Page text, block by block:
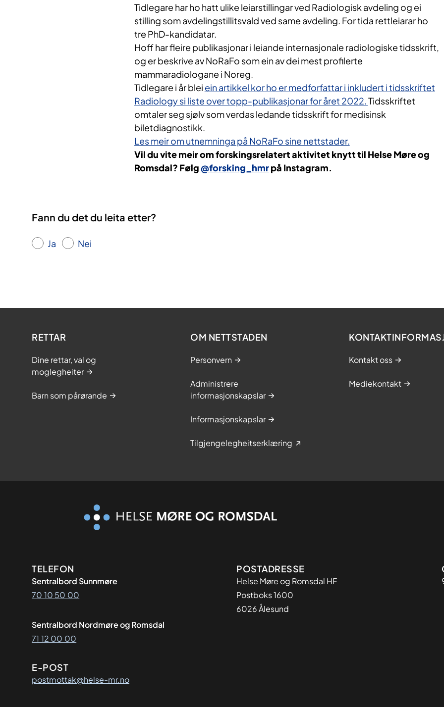
Tidlegare har ho hatt ulike leiarstillingar ved Radiologisk avdeling og ei
stilling som avdelingstillitsvald ved same avdeling. For tida rettleiarar ho
tre PhD-kandidatar.
Hoff har fleire publikasjonar i leiande internasjonale radiologiske tidsskrift,
og er beskrive av NoRaFo som ein av dei mest profilerte
mammaradiologane i Noreg.
Tidlegare i år ​blei ein artikkel kor ho er medforfattar i inkludert i tidsskriftet
Radiology si liste over topp-publikasjonar for året 2022.Tidsskriftet
omtaler seg sjølv som verdas ledande tidsskrift for medisinsk
biletdiagnostikk.​
Les meir om utnemninga på NoRaFo sine nettstader.​​
​Vil du vite meir om forskingsrelatert aktivitet knytt til Helse Møre og
Romsdal? Følg@forsking_hmrpå Instagram.​​
Fann du det du leita etter?
Ja Nei
RETTAR
Dine rettar, val og
moglegheiter
Barn som pårørande
OM NETTSTADEN
Personvern
Administrere
informasjonskapslar
Informasjonskapslar
Tilgjengelegheitserklæring
Kontakt oss
Mediekontakt
Kontaktinformasjon
TELEFON
Sentralbord Sunnmøre
70 10 50 00
Sentralbord Nordmøre og Romsdal
71 12 00 00
E-POST
postmottak@helse-mr.no
Adresse
POSTADRESSE
Helse Møre og Romsdal HF
Postboks 1600
6026 Ålesund